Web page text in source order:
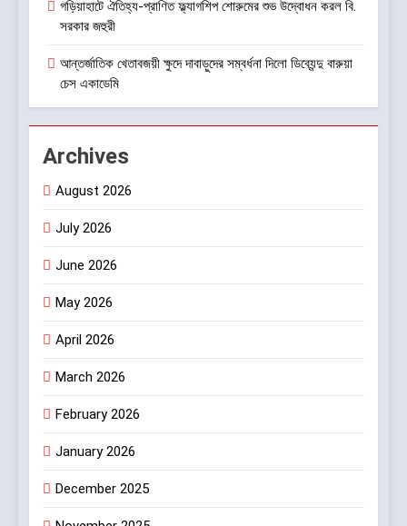
গড়িয়াহাটে ঐতিহ্য-প্রাণিত ফ্ল্যাগশিপ শোরুমের শুভ উদ্বোধন করল বি.
সরকার জহুরী
আন্তর্জাতিক খেতাবজয়ী ক্ষুদে দাবাড়ুদের সম্বর্ধনা দিলো ডিব্যেন্দু বারুয়া
চেস একাডেমি
Archives
August 2026
July 2026
June 2026
May 2026
April 2026
March 2026
February 2026
January 2026
December 2025